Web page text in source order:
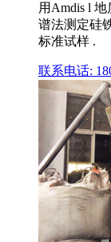
用Amdis l
谱法测定硅
标准试样 .
联系电话: